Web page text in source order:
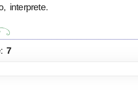
interprete.
7